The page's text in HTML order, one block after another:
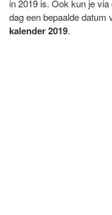
in 2019 is. Ook kun je
dag een bepaalde datum
kalender 2019.